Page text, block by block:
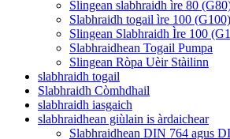
Slingean slabhraidh ìre 80
Slabhraidh togail ìre 100 (G100)
Slingean Slabhraidh Ìre 100
Slabhraidhean Togail Pumpa
Slingean Ròpa Uèir Stàilinn
slabhraidh togail
Slabhraidh Còmhdhail
slabhraidh iasgaich
slabhraidhean giùlain is àrdaichear
Slabhraidhean DIN 764 agus